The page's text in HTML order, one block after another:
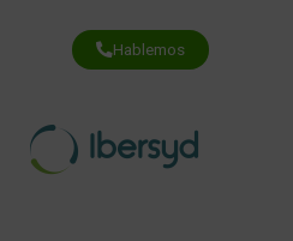
contenido
Hablemos